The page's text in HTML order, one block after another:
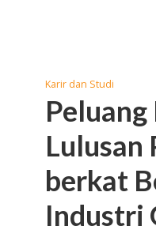
Karir dan Studi
Peluang
Lulusan
berkat
Industri